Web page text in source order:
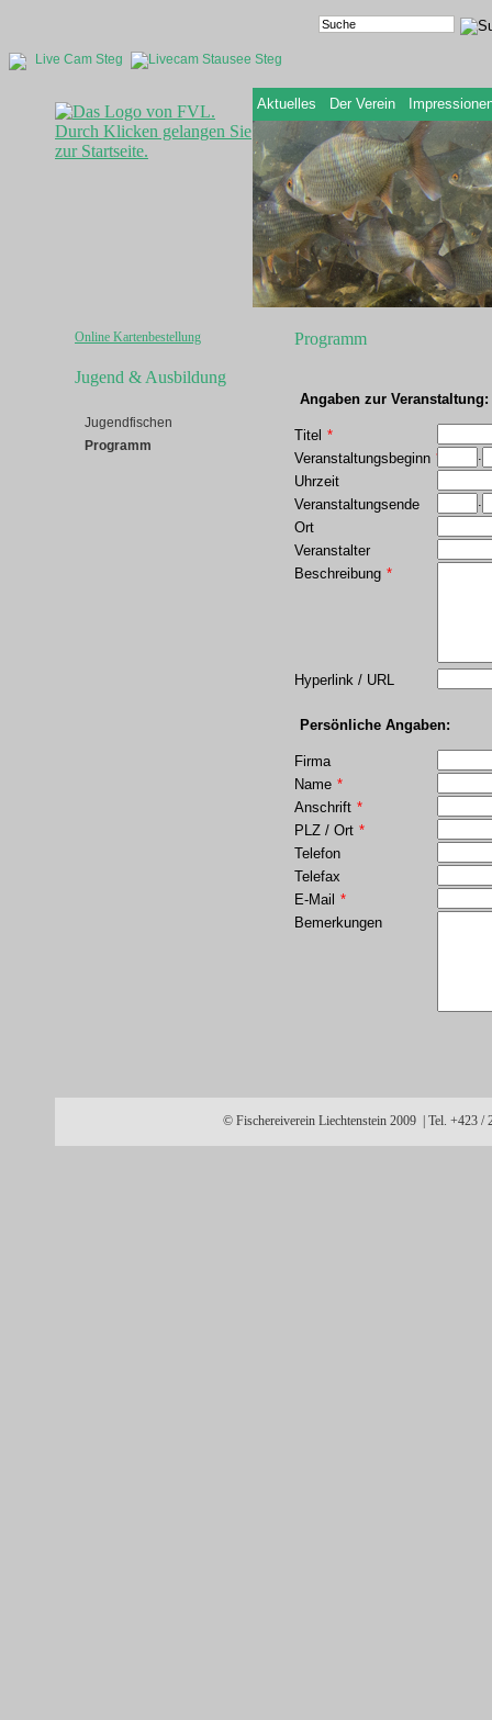
Live Cam Steg
Aktuelles Der Verein
Online Kartenbestellung
Jugend & Ausbildung
Jugendfischen
Programm
Programm
Angaben zur Veranstaltung:
Titel *
Veranstaltungsbeginn *
Uhrzeit
Veranstaltungsende
Ort
Veranstalter
Beschreibung *
Hyperlink / URL
Persönliche Angaben:
Firma
Name *
Anschrift *
PLZ / Ort *
Telefon
Telefax
E-Mail *
Bemerkungen
© Fischereiverein Liechtenstein 2009 | Tel. +423